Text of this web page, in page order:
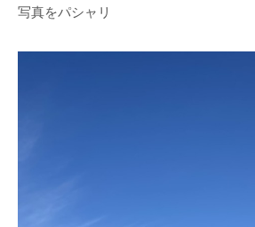
写真をパシャリ